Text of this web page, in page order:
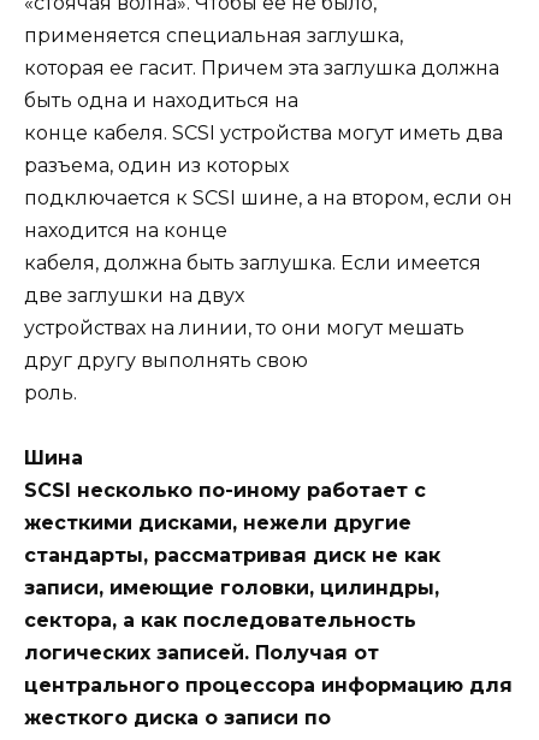
применяется специальная заглушка,
которая ее гасит. Причем эта заглушка должна
быть одна и находиться на
конце кабеля. SCSI устройства могут иметь два
разъема, один из которых
подключается к SCSI шине, а на втором, если он
находится на конце
кабеля, должна быть заглушка. Если имеется
две заглушки на двух
устройствах на линии, то они могут мешать
друг другу выполнять свою
роль.
Шина
SCSI несколько по-иному работает с
жесткими дисками, нежели другие
стандарты, рассматривая диск не как
записи, имеющие головки, цилиндры,
сектора, а как последовательность
логических записей. Получая от
центрального процессора информацию для
жесткого диска о записи по